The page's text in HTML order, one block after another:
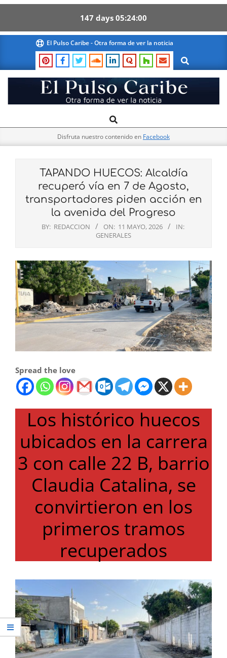
147 days 05 23 59
content
El Pulso Caribe - Otra forma de ver la noticia
Search
El
Pulso
Navigation
Search
Disfruta nuestro contenido en Facebook
TAPANDO HUECOS: Alcaldía
recuperó vía en 7 de Agosto,
transportadores piden acción en
la avenida del Progreso
BY: REDACCION ON: 11 MAYO, 2026
IN:
GENERALES
Spread the love
Los histórico huecos
ubicados en la carrera
3 con calle 22 B, barrio
Claudia Catalina, se
convirtieron en los
primeros tramos
recuperados